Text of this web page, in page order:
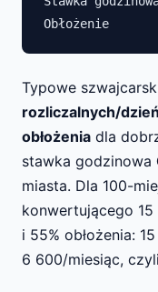
Obłożenie
Typowe
rozliczalnych/dzień
obłożenia dla
stawka godzinowa
miasta. Dla 100-
konwertującego
i 55% obłożenia:
6 600/miesiąc, czyli